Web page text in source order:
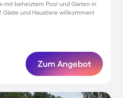
mit beheiztem Pool und Garten in
Gäste und Haustiere willkommen!
Zum Angebot